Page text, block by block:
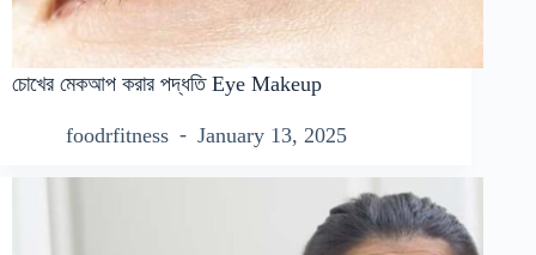
চোখের মেকআপ করার পদ্ধতি Eye Makeup
foodrfitness January 13, 2025